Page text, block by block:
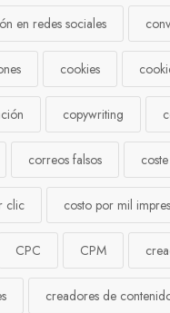
en redes sociales
cookies
copywriting
correos falsos coste
clic costo por mil
CPC CPM
creadores de